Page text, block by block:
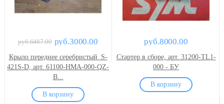
руб.6487.00 руб.3000.00
Крыло переднее серебристый_S-
421S-D, арт. 61100-HMA-000-QZ-
B...
руб.8000.00
Стартер в сборе, арт. 31200-TL1-
000 - БУ